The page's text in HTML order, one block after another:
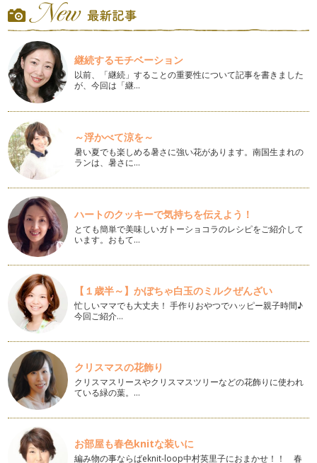
ママといっしょにクッキング 野菜たっぷりミネストローネ
春から初夏にかけて美味しいお野菜がたくさん出回ります
ね。 今…
ママといっしょにクッキング ミキサーで簡単！ブルーベリー
ヨーグルトシェイク
暖かい季節になり、ひんやりしたデザートをおやつに食べた
くな…
ママといっしょにクッキング 手作りのやさしい味バナナマフ
ィン
バナナの皮に茶色の斑点がでて黒くなりそうな、食べきれず
残っ…
ママといっしょにクッキング 手ごねの白パン作り
幼児期の朝食はもちろんおやつとしても手軽に食べられるパ
ン。 手作りのパン…
ママといっしょにクッキング 海の幸を味わうクラムチャウダ
ー作り
酒蒸ししたあさり、玉ねぎ、じゃがいも、ベーコンが入ったと
ろみのあるクラムチャウダー。お子さ…
ママといっしょにクッキング ひな祭りのお祝いに簡単いちご
大福作り
今回のママといっしょにクッキングでは手軽にできるいちご大
福の作り方をご紹介いたします。ひな…
ママといっしょにクッキング バレンタインに贈ろう ショコ
ラケーキ
今年のバレンタインは、パパへの感謝の気持ちをお子さまとい
っしょにぜひ手作りしてみてはいかが…
継続するモチベーション
以前、「継続」することの重要性について記事を書きました
が、今回は「継…
～浮かべて涼を～
暑い夏でも楽しめる暑さに強い花があります。南国生まれの
ランは、暑さに…
ハートのクッキーで気持ちを伝えよう！
とても簡単で美味しいガトーショコラのレシピをご紹介して
います。おもて…
【１歳半～】かぼちゃ白玉のミルクぜんざい
忙しいママでも大丈夫！ 手作りおやつでハッピー親子時間♪
今回ご紹介…
クリスマスの花飾り
クリスマスリースやクリスマスツリーなどの花飾りに使われ
ている緑の葉。…
お部屋も春色knitな装いに
編み物の事ならばeknit-loop中村英里子におまかせ！！ 春